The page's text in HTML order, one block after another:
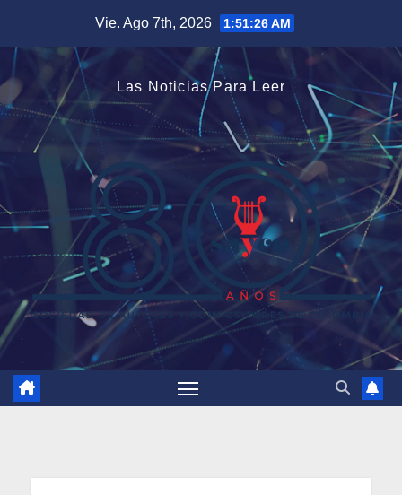
contenido
Vie. Ago 7th, 2026 1:51:27 AM
Las Noticias Para Leer